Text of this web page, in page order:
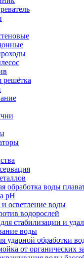
решётка
обработка воды
рH
и осветление воды
водорослей
стабилизации и
воды
ударной обработки
от органических